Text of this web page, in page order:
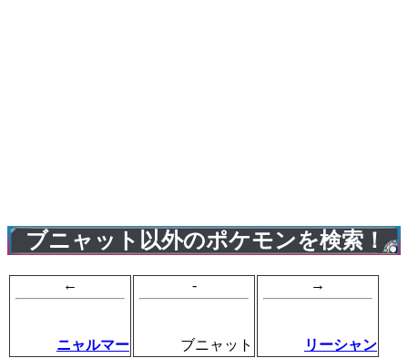
ブニャット以外のポケモンを検索！
←
ニャルマー
-
ブニャット
→
リーシャン